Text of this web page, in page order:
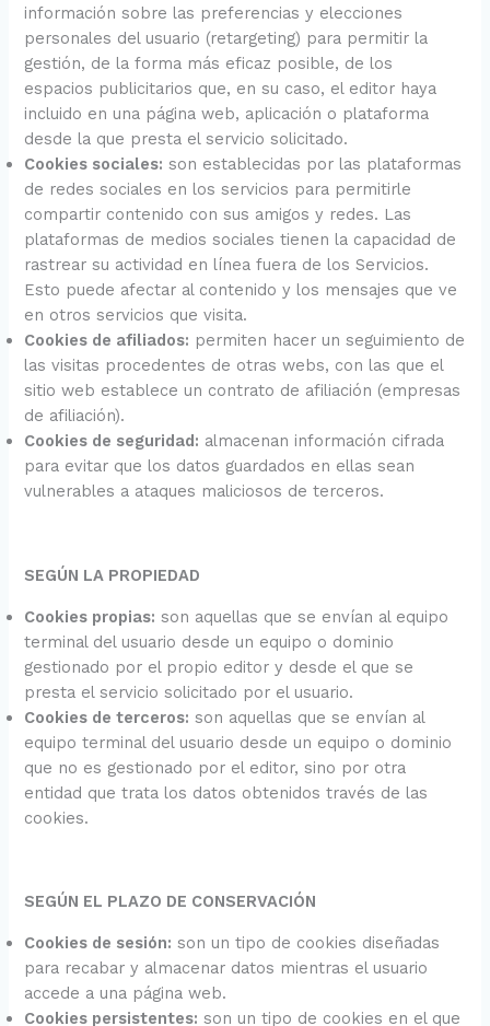
información sobre las preferencias y elecciones
personales del usuario (retargeting) para permitir la
gestión, de la forma más eficaz posible, de los
espacios publicitarios que, en su caso, el editor haya
incluido en una página web, aplicación o plataforma
desde la que presta el servicio solicitado.
Cookies sociales: son establecidas por las plataformas
de redes sociales en los servicios para permitirle
compartir contenido con sus amigos y redes. Las
plataformas de medios sociales tienen la capacidad de
rastrear su actividad en línea fuera de los Servicios.
Esto puede afectar al contenido y los mensajes que ve
en otros servicios que visita.
Cookies de afiliados: permiten hacer un seguimiento de
las visitas procedentes de otras webs, con las que el
sitio web establece un contrato de afiliación (empresas
de afiliación).
Cookies de seguridad: almacenan información cifrada
para evitar que los datos guardados en ellas sean
vulnerables a ataques maliciosos de terceros.
SEGÚN LA PROPIEDAD
Cookies propias: son aquellas que se envían al equipo
terminal del usuario desde un equipo o dominio
gestionado por el propio editor y desde el que se
presta el servicio solicitado por el usuario.
Cookies de terceros: son aquellas que se envían al
equipo terminal del usuario desde un equipo o dominio
que no es gestionado por el editor, sino por otra
entidad que trata los datos obtenidos través de las
cookies.
SEGÚN EL PLAZO DE CONSERVACIÓN
Cookies de sesión: son un tipo de cookies diseñadas
para recabar y almacenar datos mientras el usuario
accede a una página web.
Cookies persistentes: son un tipo de cookies en el que